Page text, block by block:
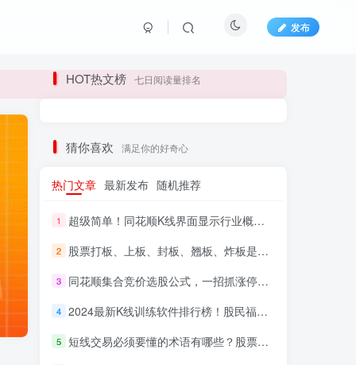
发布
新各大精品创业项目！
HOT热文榜 七日阅读量排名
猜你喜欢 满足你的好奇心
热门文章 最新发布 随机推荐
1 超级简单！同花顺K线界面显示行业概念指标代码图解
2 股票打板、上板、封板、翘板、炸板是什么意思？炒股你必须懂的暗语！
3 同花顺集合竞价选股公式，一招抓涨停让你秒变打板高手！
4 2024最新K线训练软件排行榜！股民福利，十款专业分析工具全揭秘！
5 短线交易必须要懂的术语有哪些？股票分时水上、水下是什么意思？
登录 注册